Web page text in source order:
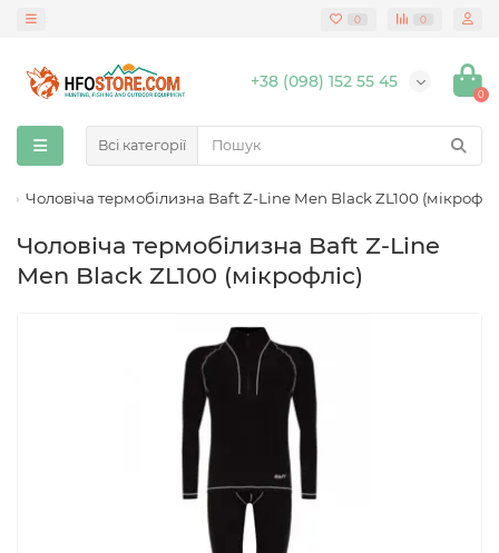
0 0
+38 (098) 152 55 45
0
Всі категорії
Чоловіча термобілизна Baft Z-Line Men Black ZL100
Чоловіча термобілизна Baft Z-Line
Men Black ZL100 (мікрофліс)